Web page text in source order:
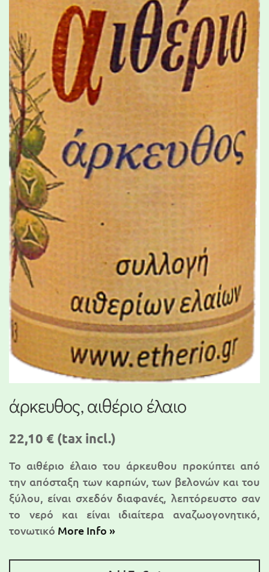
άρκευθος, αιθέριο έλαιο
22,10 € (tax incl.)
Το αιθέριο έλαιο του άρκευθου προκύπτει από
την απόσταξη των καρπών, των βελονών και του
ξύλου, είναι σχεδόν διαφανές, λεπτόρευστο σαν
το νερό και είναι ιδιαίτερα αναζωογονητικό,
τονωτικό More Info »